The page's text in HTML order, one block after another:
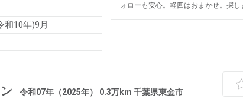
和10年)9月
ォローも安心。軽四はおまかせ。探
令和07年（2025年） 0.3万km 千葉県東金市